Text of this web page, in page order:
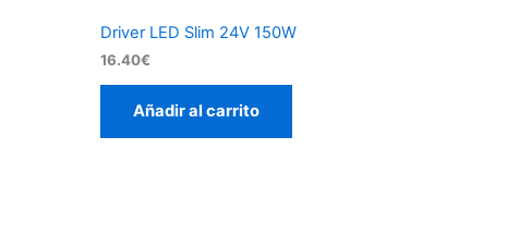
Driver LED Slim 24V 150W
16.40€
Añadir al carrito